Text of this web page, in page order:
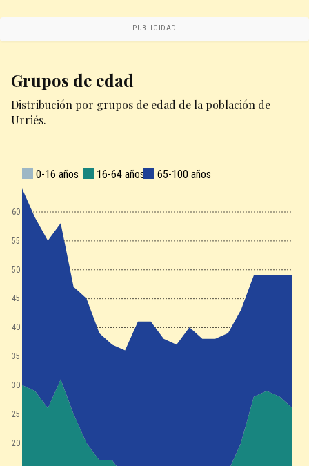
PUBLICIDAD
Grupos de edad
Distribución por grupos de edad de la población de
Urriés.
20
25
30
35
40
45
50
55
60
0-16 años 16-64 años 65-100 años